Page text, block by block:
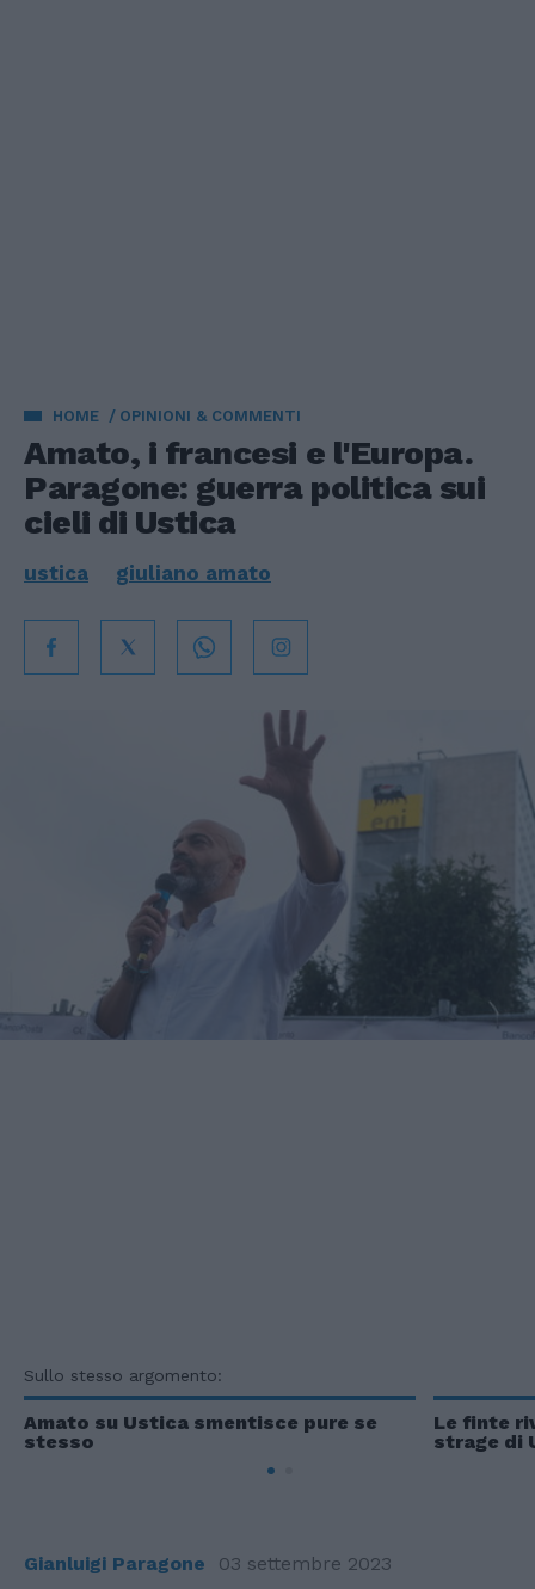
HOME OPINIONI & COMMENTI
Amato, i francesi e l'Europa.
Paragone: guerra politica sui
cieli di Ustica
ustica giuliano amato
Sullo stesso argomento:
Amato su Ustica smentisce pure se
stesso
Le finte
strage di
Gianluigi Paragone 03 settembre 2023